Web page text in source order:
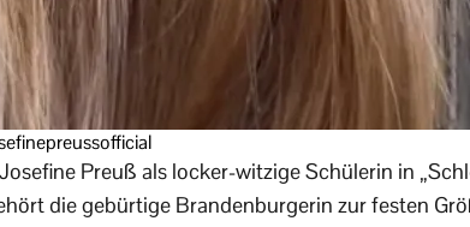
Preuß als locker-witzige Schülerin in
die gebürtige Brandenburgerin zur festen